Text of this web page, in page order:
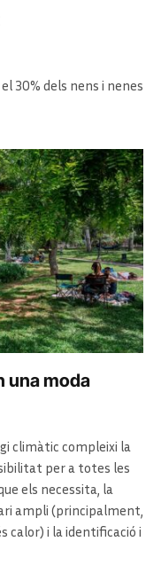
30% dels nens i nenes
una moda
climàtic compleixi la
per a totes les
els necessita, la
ampli (principalment,
calor) i la identificació i